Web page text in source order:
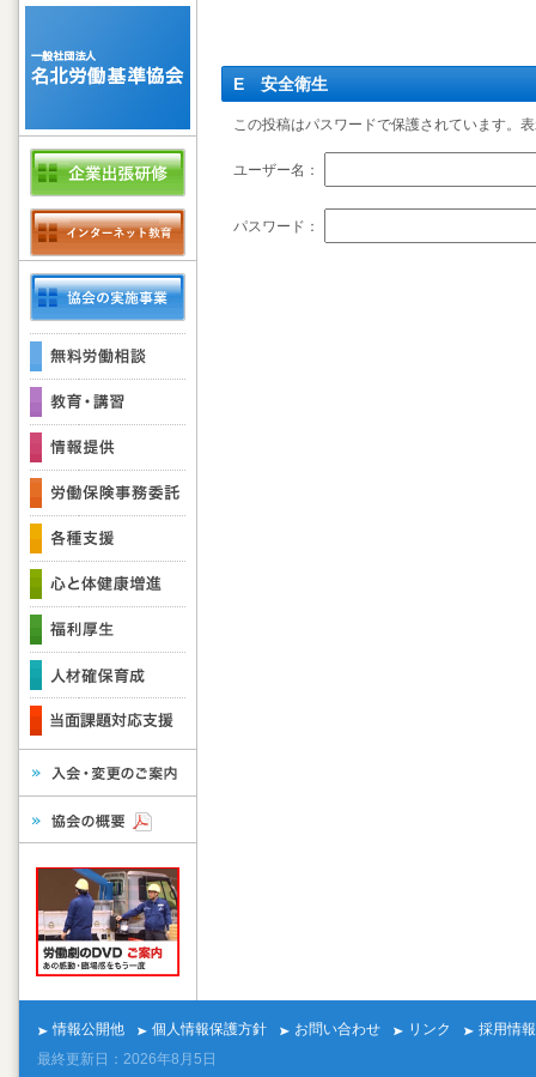
E 安全衛生
この投稿はパスワードで保護されています。
ユーザー名：
パスワード：
情報公開他 個人情報保護方針 お問い合わせ リンク
採用情報
最終更新日：2026年8月5日